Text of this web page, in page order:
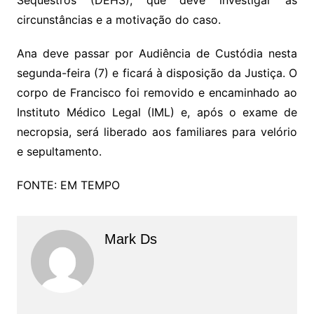
circunstâncias e a motivação do caso.
Ana deve passar por Audiência de Custódia nesta
segunda-feira (7) e ficará à disposição da Justiça. O
corpo de Francisco foi removido e encaminhado ao
Instituto Médico Legal (IML) e, após o exame de
necropsia, será liberado aos familiares para velório
e sepultamento.
FONTE: EM TEMPO
Mark Ds